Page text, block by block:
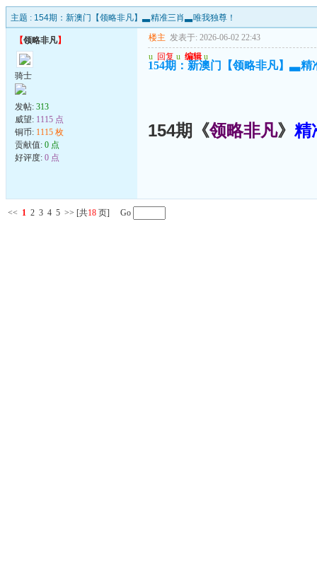
主题 : 154期：新澳门【领略非凡】▃精准三肖▃唯我独尊！
【领略非凡】
骑士
发帖: 313
威望: 1115 点
铜币: 1115 枚
贡献值: 0 点
好评度: 0 点
楼主 发表于: 2026-06-02 22:43
u 回复 u 编辑 u
154期：新澳门【领略非凡】▃
154期《领略非凡》 精
<< 1 2 3 4 5 >> [共18 页] Go